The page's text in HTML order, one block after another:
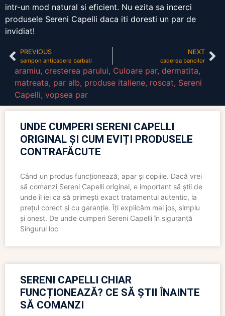
intr-un mod natural si eficient. Nu ezita sa incerci
produsele Sereni Capelli daca iti doresti un par de
invidiat!
PREVIOUS
sampon anticadere barbati
NEXT
caderea bancilor
aramiu, cresterea parului, Culoare par, dermatita,
matreata, par alb, produse italiene, roscat, Sereni
Capelli, vopsea par
UNDE CUMPERI SERENI CAPELLI
ORIGINAL ȘI CUM EVIȚI PRODUSELE
CONTRAFĂCUTE
Când un produs funcționează, apar și copiile. Dacă vrei
să comanzi Sereni Capelli original, e important să știi de
unde îl iei ca să primești exact tratamentul autentic, la
prețul corect și cu garanție. Îți explicăm mai jos, simplu
și onest. De unde cumperi Sereni Capelli în siguranță
Singurul loc
SERENI CAPELLI CHIAR
FUNCȚIONEAZĂ? CE SĂ ȘTII ÎNAINTE
SĂ COMANZI